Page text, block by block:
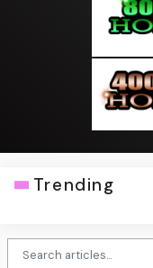
Trending